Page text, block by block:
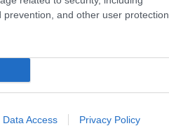
and other user protection.
Data Access Privacy Policy